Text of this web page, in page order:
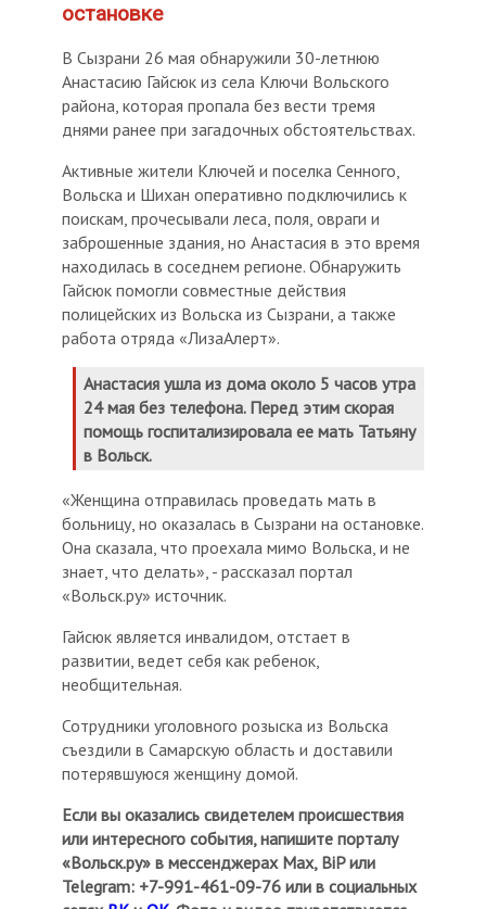
остановке
В Сызрани 26 мая обнаружили 30-летнюю
Анастасию Гайсюк из села Ключи Вольского
района, которая пропала без вести тремя
днями ранее при загадочных обстоятельствах.
Активные жители Ключей и поселка Сенного,
Вольска и Шихан оперативно подключились к
поискам, прочесывали леса, поля, овраги и
заброшенные здания, но Анастасия в это время
находилась в соседнем регионе. Обнаружить
Гайсюк помогли совместные действия
полицейских из Вольска из Сызрани, а также
работа отряда «ЛизаАлерт».
Анастасия ушла из дома около 5 часов утра
24 мая без телефона. Перед этим скорая
помощь госпитализировала ее мать Татьяну
в Вольск.
«Женщина отправилась проведать мать в
больницу, но оказалась в Сызрани на остановке.
Она сказала, что проехала мимо Вольска, и не
знает, что делать», - рассказал портал
«Вольск.ру» источник.
Гайсюк является инвалидом, отстает в
развитии, ведет себя как ребенок,
необщительная.
Сотрудники уголовного розыска из Вольска
съездили в Самарскую область и доставили
потерявшуюся женщину домой.
Если вы оказались свидетелем происшествия
или интересного события, напишите порталу
«Вольск.ру» в мессенджерах Мах, BiP или
Telegram: +7-991-461-09-76 или в социальных